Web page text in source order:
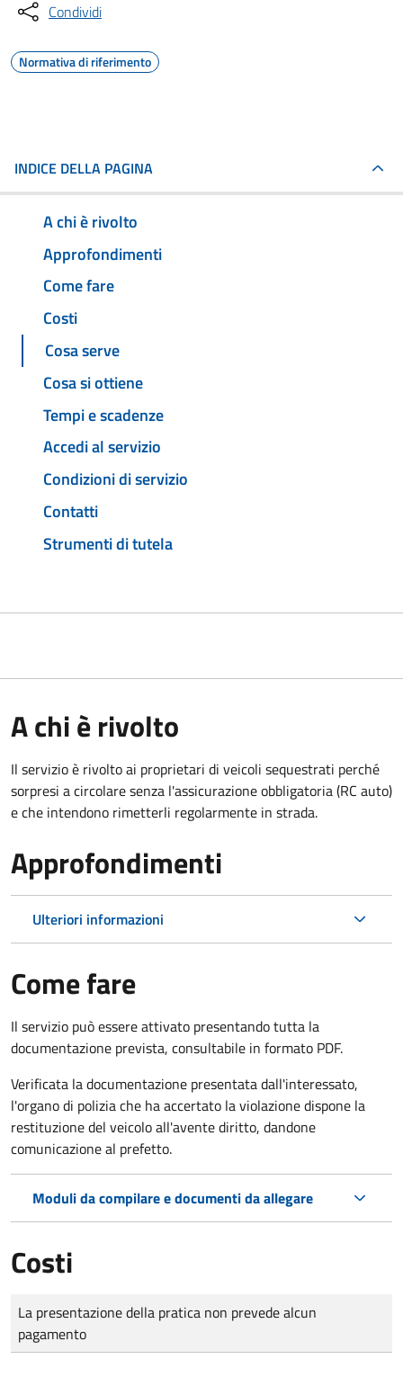
Condividi
Normativa di riferimento
INDICE DELLA PAGINA
A chi è rivolto
Approfondimenti
Come fare
Costi
Cosa serve
Cosa si ottiene
Tempi e scadenze
Accedi al servizio
Condizioni di servizio
Contatti
Strumenti di tutela
A chi è rivolto
Il servizio è rivolto ai proprietari di veicoli sequestrati perché
sorpresi a circolare senza l'assicurazione obbligatoria (RC auto)
e che intendono rimetterli regolarmente in strada.
Approfondimenti
Ulteriori informazioni
Come fare
Il servizio può essere attivato presentando tutta la
documentazione prevista, consultabile in formato PDF.
Verificata la documentazione presentata dall'interessato,
l'organo di polizia che ha accertato la violazione dispone la
restituzione del veicolo all'avente diritto, dandone
comunicazione al prefetto.
Moduli da compilare e documenti da allegare
Costi
Tipo di pagamento
Importo
La presentazione della pratica non prevede alcun
pagamento